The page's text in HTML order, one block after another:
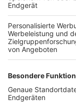
TOP-VEREINE
TOP-PARTNER